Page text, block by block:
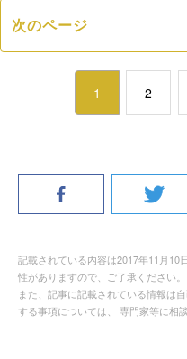
次のページ
1 2
記載されている内容は2017年11月10
性がありますので、ご了承ください。
また、記事に記載されている情報は
する事項については、 専門家等に相